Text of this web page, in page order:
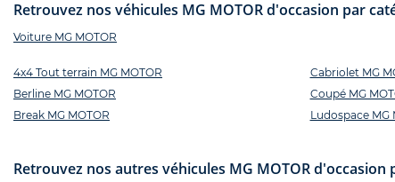
Retrouvez nos véhicules MG MOTOR d'occasion par
Voiture MG MOTOR
4x4 Tout terrain MG MOTOR
Berline MG MOTOR
Break MG MOTOR
Cabriolet MG
Coupé MG
Ludospace MG
Retrouvez nos autres véhicules MG MOTOR d'occasion